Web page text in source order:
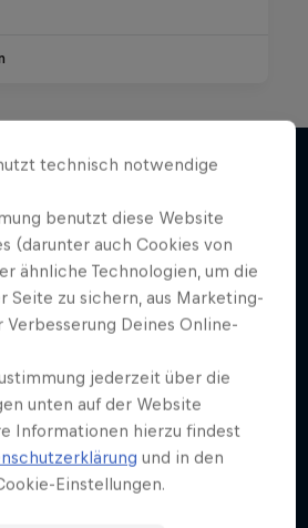
hier
technisch notwendige
benutzt diese Website
(darunter auch Cookies von
ähnliche Technologien, um die
Seite zu sichern, aus Marketing-
Verbesserung Deines Online-
jederzeit über die
unten auf der Website
Informationen hierzu findest
und in den
Einstellungen.